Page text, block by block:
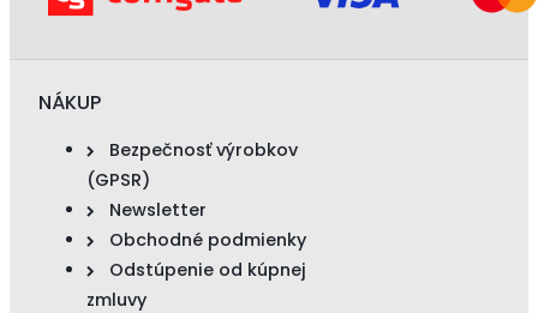
NÁKUP
Bezpečnosť výrobkov
(GPSR)
Newsletter
Obchodné podmienky
Odstúpenie od kúpnej
zmluvy